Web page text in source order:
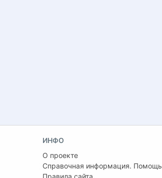
ИНФО
О проекте
Справочная информация. Помощь
Правила сайта